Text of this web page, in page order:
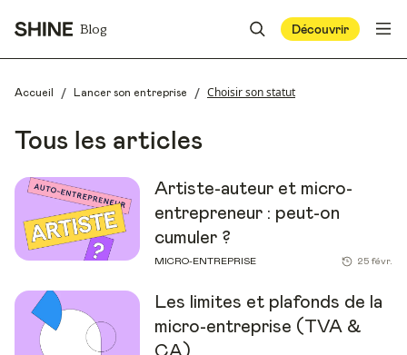
Blog Découvrir
Accueil / Lancer son entreprise / Choisir son statut
Tous les articles
Artiste-auteur et micro-
entrepreneur : peut-on
cumuler ?
MICRO-ENTREPRISE 25 févr.
Les limites et plafonds de la
micro-entreprise (TVA &
CA)